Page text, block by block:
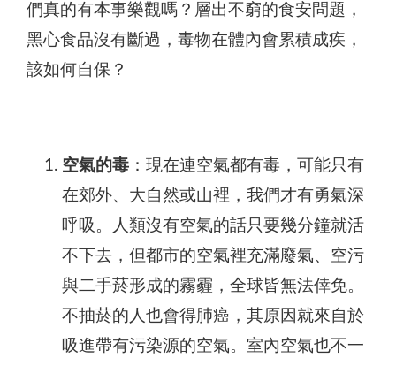
們真的有本事樂觀嗎？層出不窮的食安問題，
黑心食品沒有斷過，毒物在體內會累積成疾，
該如何自保？
空氣的毒 ：現在連空氣都有毒，可能只有
在郊外、大自然或山裡，我們才有勇氣深
呼吸。人類沒有空氣的話只要幾分鐘就活
不下去，但都市的空氣裡充滿廢氣、空污
與二手菸形成的霧霾，全球皆無法倖免。
不抽菸的人也會得肺癌，其原因就來自於
吸進帶有污染源的空氣。室內空氣也不一